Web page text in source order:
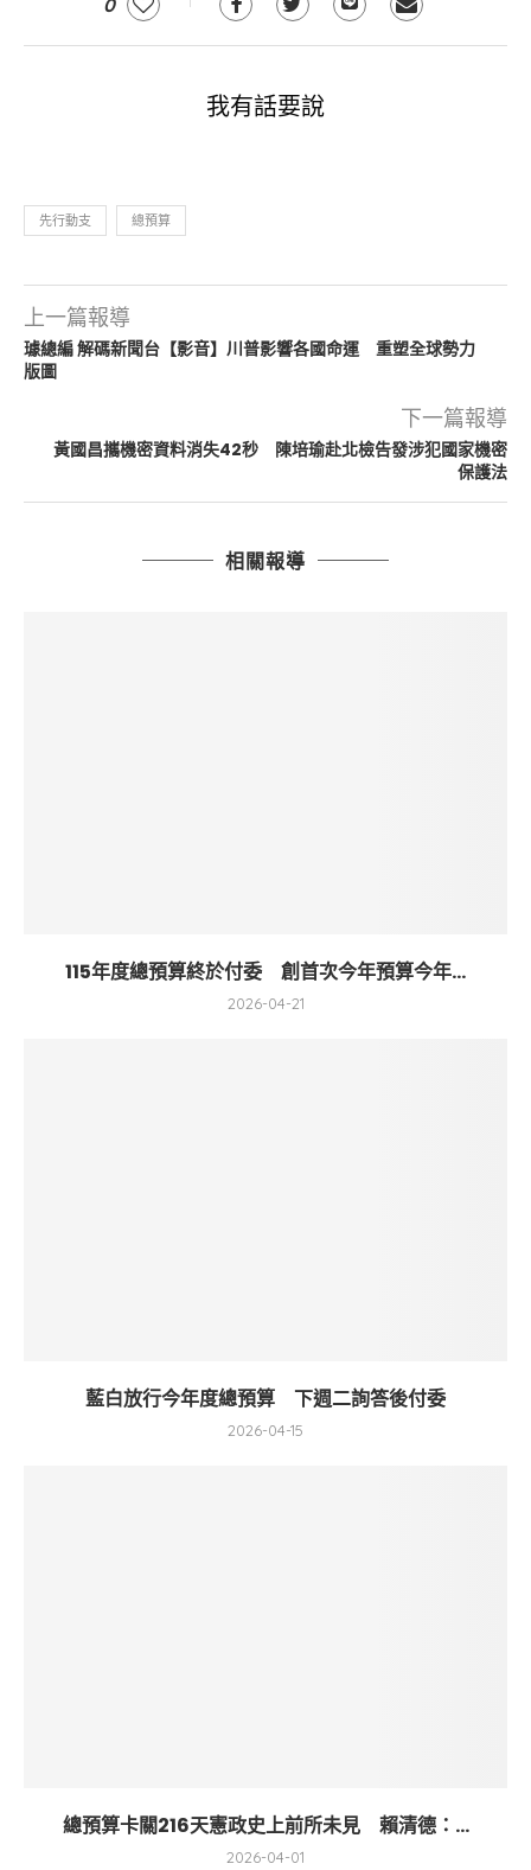
0
我有話要說
先行動支 總預算
上一篇報導
璩總編 解碼新聞台【影音】川普影響各國命運 重塑全球勢力
版圖
下一篇報導
黃國昌攜機密資料消失42秒 陳培瑜赴北檢告發涉犯國家機密
保護法
相關報導
115年度總預算終於付委 創首次今年預算今年...
2026-04-21
藍白放行今年度總預算 下週二詢答後付委
2026-04-15
總預算卡關216天憲政史上前所未見 賴清德：...
2026-04-01